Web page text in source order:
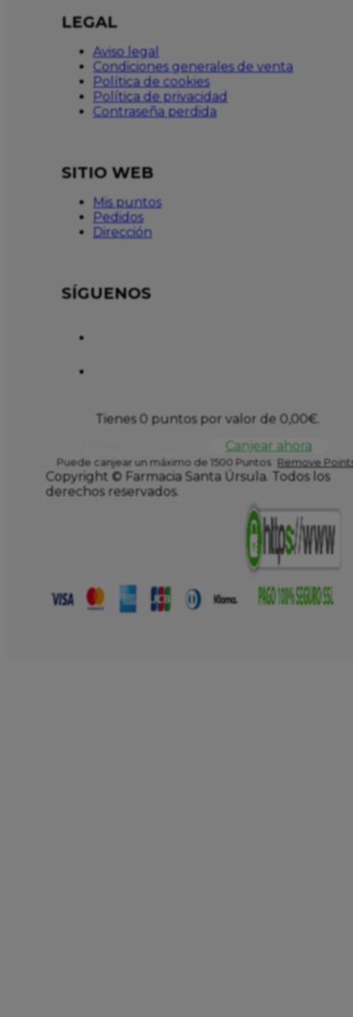
LEGAL
Aviso legal
Condiciones generales de venta
Política de cookies
Política de privacidad
Contraseña perdida
SITIO WEB
Mis puntos
Pedidos
Dirección
SÍGUENOS
Tienes 0 puntos por valor de 0,00€.
Canjear ahora
Puede canjear un máximo de 1500 Puntos Remove
Copyright © Farmacia Santa Úrsula. Todos los
derechos reservados.